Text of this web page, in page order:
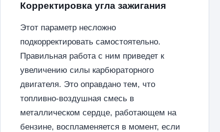
Корректировка угла зажигания
Этот параметр несложно
подкорректировать самостоятельно.
Правильная работа с ним приведет к
увеличению силы карбюраторного
двигателя. Это оправдано тем, что
топливно-воздушная смесь в
металлическом сердце, работающем на
бензине, воспламеняется в момент, если